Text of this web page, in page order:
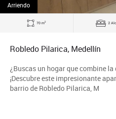
Arriendo
70 m2 2
Robledo Pilarica, Medellín
¿Buscas un hogar que combine
¡Descubre este impresionante
barrio de Robledo Pilarica, M